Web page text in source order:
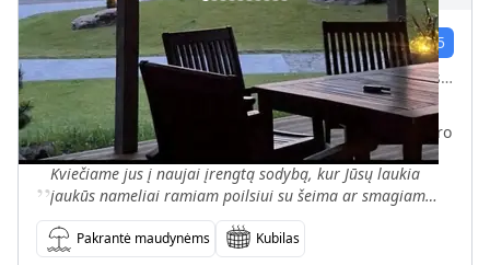
Sodyba ,,Raudoni Stogai" 4įvert. 5.0/5
Prelomčiškės 8, Lazdijų rajonas, 67472 Šventežerio seniūnija
Vietų iki
900 m iki ež. Dusia
530 m iki Prelomčiškė centro
„Kviečiame jus į naujai įrengtą sodybą, kur Jūsų laukia
jaukūs nameliai ramiam poilsiui su šeima ar smagiam
laiko praleidimui su draugais.
Pakrantė maudynėms Kubilas